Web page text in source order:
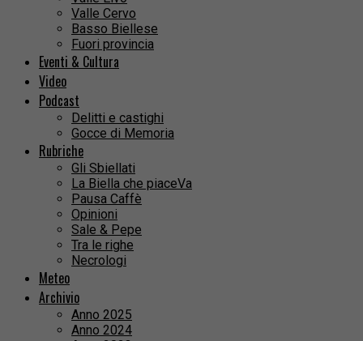
Valle Cervo
Basso Biellese
Fuori provincia
Eventi & Cultura
Video
Podcast
Delitti e castighi
Gocce di Memoria
Rubriche
Gli Sbiellati
La Biella che piaceVa
Pausa Caffè
Opinioni
Sale & Pepe
Tra le righe
Necrologi
Meteo
Archivio
Anno 2025
Anno 2024